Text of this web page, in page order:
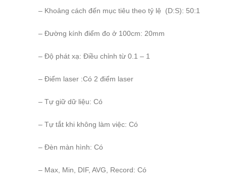
– Khoảng cách đến mục tiêu theo tỷ lệ (D:S): 50:1
– Đường kính điểm đo ở 100cm: 20mm
– Độ phát xạ: Điều chỉnh từ 0.1 – 1
– Điểm laser :Có 2 điểm laser
– Tự giữ dữ liệu: Có
– Tự tắt khi không làm việc: Có
– Đèn màn hình: Có
– Max, Min, DIF, AVG, Record: Có